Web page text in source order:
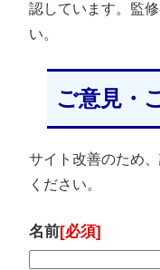
認しています。監
い。
ご意見・
サイト改善のため
ください。
名前[必須]